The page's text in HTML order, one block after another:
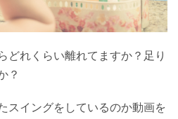
どれくらい離れてますか？足り
？
スイングをしているのか動画を